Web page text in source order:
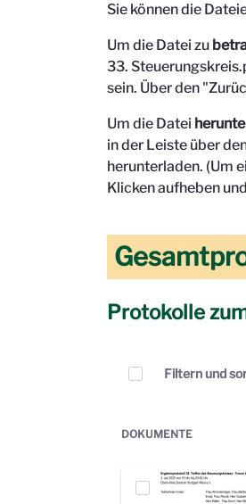
Sie können die
Um die Datei zu
33.
sein. Über den
Um die Datei
in der Leiste über
herunterladen. (Um
Klicken aufheben
Protokolle
Elemente
Filtern und
DOKUMENTE